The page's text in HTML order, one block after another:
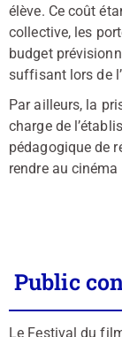
élève. Ce coût
collective, les
budget
suffisant lors de
Par ailleurs, la
charge de
pédagogique de
rendre au
Public
Le Festival du